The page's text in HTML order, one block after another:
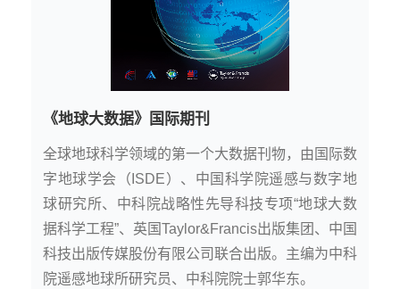
《地球大数据》国际期刊
全球地球科学领域的第一个大数据刊物，由国际数
字地球学会（ISDE）、中国科学院遥感与数字地
球研究所、中科院战略性先导科技专项“地球大数
据科学工程”、英国Taylor&Francis出版集团、中国
科技出版传媒股份有限公司联合出版。主编为中科
院遥感地球所研究员、中科院院士郭华东。